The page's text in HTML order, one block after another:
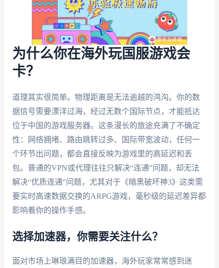
为什么你在海外玩国服游戏会
卡？
道理其实很简单。物理距离是无法逾越的鸿沟。你的数
据信号需要漂洋过海，经过无数个国际节点，才能抵达
位于中国的游戏服务器。这条漫长的旅途充满了不确定
性：网络拥堵、路由跳转过多、国际带宽波动，任何一
个环节出问题，都会直接反映为游戏里的高延迟和丢
包。普通的VPN或代理往往只解决“连通”问题，却无法
解决“优质连通”问题，尤其对于《暗黑破坏神3》这类需
要实时高速数据交换的ARPG游戏，毫秒级的延迟差异都
影响着你的操作手感。
选择加速器，你需要关注什么？
面对市场上琳琅满目的加速器，海外玩家常常感到迷